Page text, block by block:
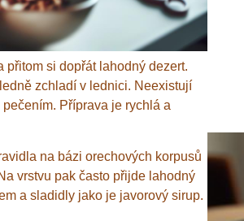
si dopřát lahodný dezert.
zchladí v lednici. Neexistují
Příprava je rychlá a
na bázi orechových korpusů
vrstvu pak často přijde lahodný
a sladidly jako je javorový sirup.